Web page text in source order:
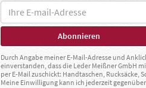
Durch Angabe meiner E-Mail-Adresse und
einverstanden, dass die Leder Meißner GmbH
per E-Mail zuschickt: Handtaschen, Rucksäcke,
Meine Einwilligung kann ich jederzeit